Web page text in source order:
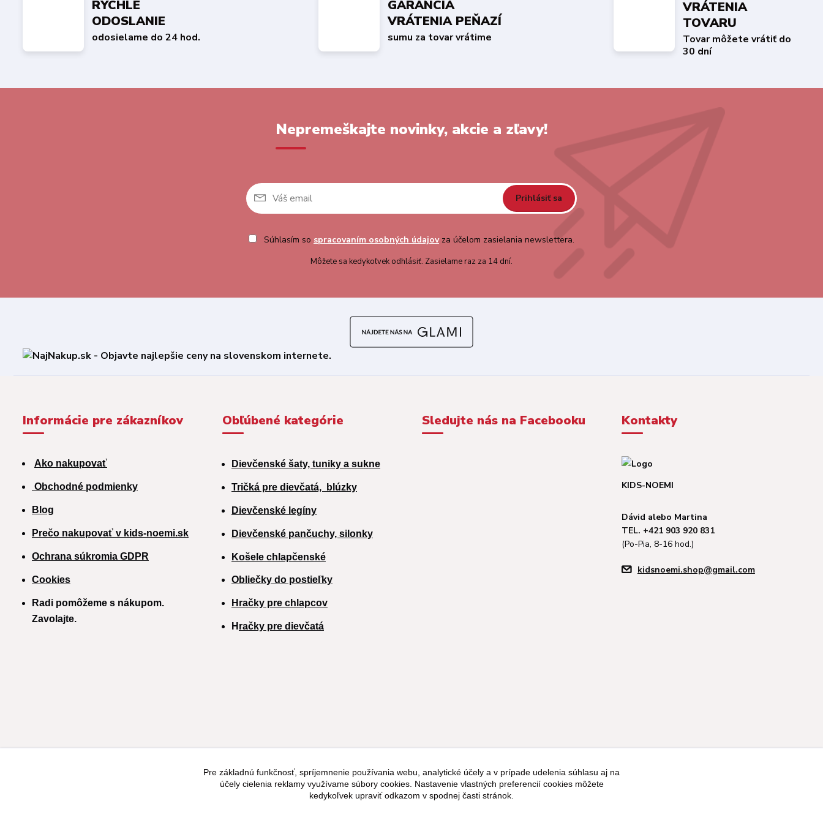
RÝCHLE
ODOSLANIE
odosielame do 24 hod.
GARANCIA
VRÁTENIA PEŇAZÍ
sumu za tovar vrátime
VRÁTENIA
TOVARU
Tovar môžete vrátiť do
30 dní
Nepremeškajte novinky, akcie a zľavy!
Prihlásiť sa
Súhlasím so spracovaním osobných údajovza účelom zasielania newslettera.
Môžete sa kedykoľvek odhlásiť. Zasielame raz za 14 dní.
Informácie pre zákazníkov
Ako nakupovať
Obchodné podmienky
Blog
Prečo nakupovať v kids-noemi.sk
Ochrana súkromia GDPR
Cookies
Radi pomôžeme s nákupom.
Zavolajte.
Obľúbené kategórie
Dievčenské šaty, tuniky a sukne
Tričká pre dievčatá, blúzky
Dievčenské legíny
Dievčenské pančuchy, silonky
Košele chlapčenské
Obliečky do postieľky
Hračky pre chlapcov
H račky pre dievčatá
Sledujte nás na Facebooku Kontakty
KIDS-NOEMI
Dávid alebo Martina
TEL. +421 903 920 831
(Po-Pia, 8-16 hod.)
kidsnoemi.shop@gmail.com
Pre základnú funkčnosť, spríjemnenie používania webu, analytické účely a v prípade udelenia súhlasu aj na
účely cielenia reklamy využívame súbory cookies. Nastavenie vlastných preferencií cookies môžete
kedykoľvek upraviť odkazom v spodnej časti stránok.